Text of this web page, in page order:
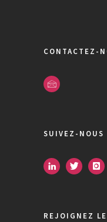
CONTACTEZ-
SUIVEZ-NOUS
REJOIGNEZ